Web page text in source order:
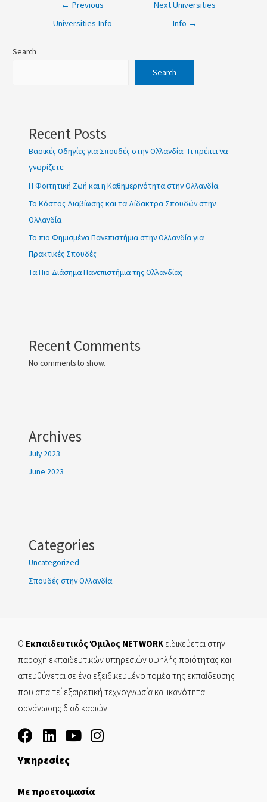
← Previous
Universities Info
Next Universities
Info →
Search
Search
Recent Posts
Βασικές Οδηγίες για Σπουδές στην Ολλανδία: Τι πρέπει να
γνωρίζετε:
Η Φοιτητική Ζωή και η Καθημερινότητα στην Ολλανδία
Το Κόστος Διαβίωσης και τα Δίδακτρα Σπουδών στην
Ολλανδία
Το πιο Φημισμένα Πανεπιστήμια στην Ολλανδία για
Πρακτικές Σπουδές
Τα Πιο Διάσημα Πανεπιστήμια της Ολλανδίας
Recent Comments
No comments to show.
Archives
July 2023
June 2023
Categories
Uncategorized
Σπουδές στην Ολλανδία
Ο Εκπαιδευτικός Όμιλος NETWORK ειδικεύεται στην
παροχή εκπαιδευτικών υπηρεσιών υψηλής ποιότητας και
απευθύνεται σε ένα εξειδικευμένο τομέα της εκπαίδευσης
που απαιτεί εξαιρετική τεχνογνωσία και ικανότητα
οργάνωσης διαδικασιών.
Υπηρεσίες
Με προετοιμασία